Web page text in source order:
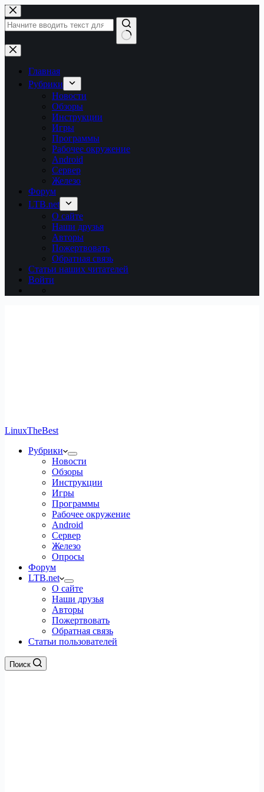
Перейти
к
сути
Ничего
не
найденоГлавная
Рубрики
Новости
Обзоры
Инструкции
Игры
Программы
Рабочее окружение
Android
Сервер
Железо
Форум
LTB.net
О сайте
Наши друзья
Авторы
Пожертвовать
Обратная связь
Статьи наших читателей
Войти
LinuxTheBest
Рубрики
Новости
Обзоры
Инструкции
Игры
Программы
Рабочее окружение
Android
Сервер
Железо
Опросы
Форум
LTB.net
О сайте
Наши друзья
Авторы
Пожертвовать
Обратная связь
Статьи пользователей
Поиск